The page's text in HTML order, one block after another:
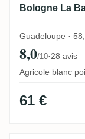
Bologne La
Guadeloupe ·
8,0/10·28 avis
Agricole blanc
61 €